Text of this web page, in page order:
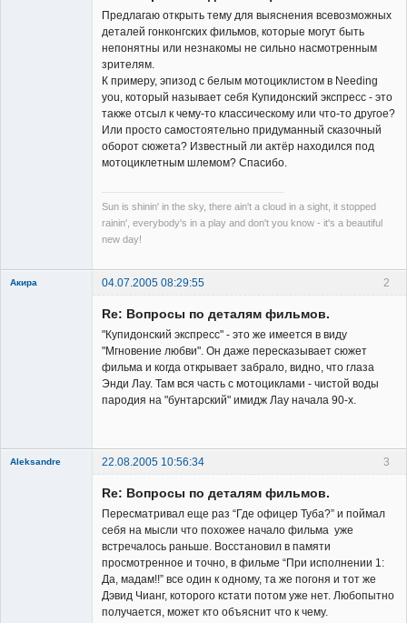
Предлагаю открыть тему для выяснения всевозможных
деталей гонконгских фильмов, которые могут быть
непонятны или незнакомы не сильно насмотренным
зрителям.
К примеру, эпизод с белым мотоциклистом в Needing
you, который называет себя Купидонский экспресс - это
также отсыл к чему-то классическому или что-то другое?
Или просто самостоятельно придуманный сказочный
оборот сюжета? Известный ли актёр находился под
мотоциклетным шлемом? Спасибо.
Sun is shinin' in the sky, there ain't a cloud in a sight, it stopped
rainin', everybody's in a play and don't you know - it's a beautiful
new day!
2
Акира 04.07.2005 08:29:55
Re: Вопросы по деталям фильмов.
"Купидонский экспресс" - это же имеется в виду
"Мгновение любви". Он даже пересказывает сюжет
фильма и когда открывает забрало, видно, что глаза
Энди Лау. Там вся часть с мотоциклами - чистой воды
пародия на "бунтарский" имидж Лау начала 90-х.
3
Aleksandre
22.08.2005 10:56:34
Re: Вопросы по деталям фильмов.
Пересматривал еще раз “Где офицер Туба?” и поймал
себя на мысли что похожее начало фильма уже
встречалось раньше. Восстановил в памяти
просмотренное и точно, в фильме “При исполнении 1:
Да, мадам!!” все один к одному, та же погоня и тот же
Дэвид Чианг, которого кстати потом уже нет. Любопытно
получается, может кто объяснит что к чему.